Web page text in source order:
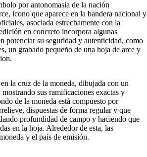
por antonomasia de la nación
icono que aparece en la bandera nacional y
asociada estrechamente con la
en concreto incorpora algunas
potenciar su seguridad y autenticidad, como
un grabado pequeño de una hoja de arce y
la cruz de la moneda, dibujada con un
sus ramificaciones exactas y
de la moneda está compuesto por
dispuestas de forma regular y que
profundidad de campo y haciendo que
en la hoja. Alrededor de esta, las
y el país de emisión.